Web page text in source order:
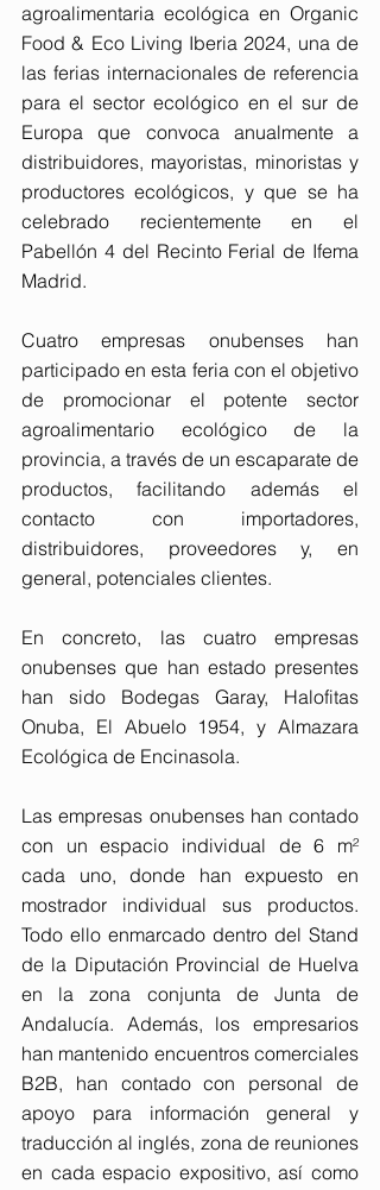
agroalimentaria ecológica en Organic
Food & Eco Living Iberia 2024, una de
las ferias internacionales de referencia
para el sector ecológico en el sur de
Europa que convoca anualmente a
distribuidores, mayoristas, minoristas y
productores ecológicos, y que se ha
celebrado recientemente en el
Pabellón 4 del Recinto Ferial de Ifema
Madrid.
Cuatro empresas onubenses han
participado en esta feria con el objetivo
de promocionar el potente sector
agroalimentario ecológico de la
provincia, a través de un escaparate de
productos, facilitando además el
contacto con importadores,
distribuidores, proveedores y, en
general, potenciales clientes.
En concreto, las cuatro empresas
onubenses que han estado presentes
han sido Bodegas Garay, Halofitas
Onuba, El Abuelo 1954, y Almazara
Ecológica de Encinasola.
Las empresas onubenses han contado
con un espacio individual de 6 m²
cada uno, donde han expuesto en
mostrador individual sus productos.
Todo ello enmarcado dentro del Stand
de la Diputación Provincial de Huelva
en la zona conjunta de Junta de
Andalucía. Además, los empresarios
han mantenido encuentros comerciales
B2B, han contado con personal de
apoyo para información general y
traducción al inglés, zona de reuniones
en cada espacio expositivo, así como